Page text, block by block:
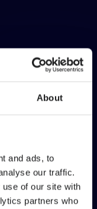
About
and ads, to
our traffic.
of our site with
partners who